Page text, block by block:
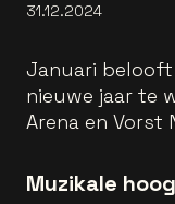
31.12.2024
Januari
nieuwe jaar te
Arena en Vorst
Muzikale